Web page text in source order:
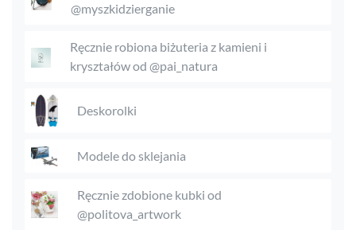
@myszkidzierganie
Ręcznie robiona biżuteria z kamieni i
kryształów od @pai_natura
Deskorolki
Modele do sklejania
Ręcznie zdobione kubki od
@politova_artwork